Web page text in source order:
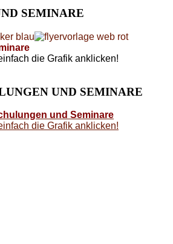
SEMINARE
die Grafik anklicken!
UND SEMINARE
und Seminare
die Grafik anklicken!